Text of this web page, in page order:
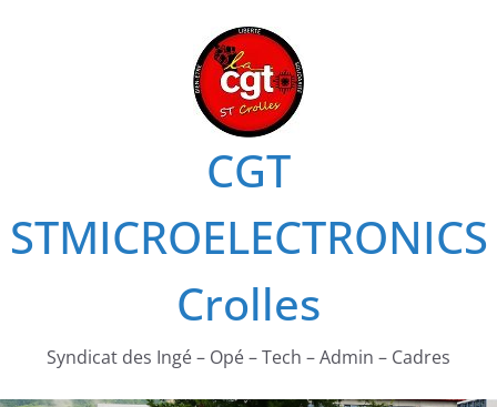
CGT
STMICROELECTRONICS
Crolles
Syndicat des Ingé – Opé – Tech – Admin – Cadres